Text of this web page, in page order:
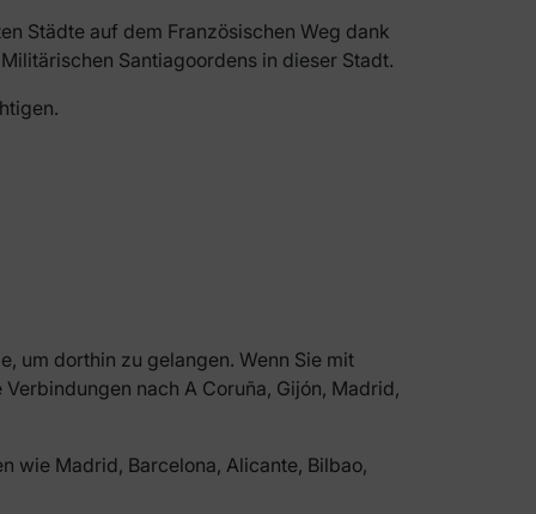
Städte auf dem Französischen Weg dank
Santiagoordens in dieser Stadt.
um dorthin zu gelangen. Wenn Sie mit
nach A Coruña, Gijón, Madrid,
wie Madrid, Barcelona, Alicante, Bilbao,